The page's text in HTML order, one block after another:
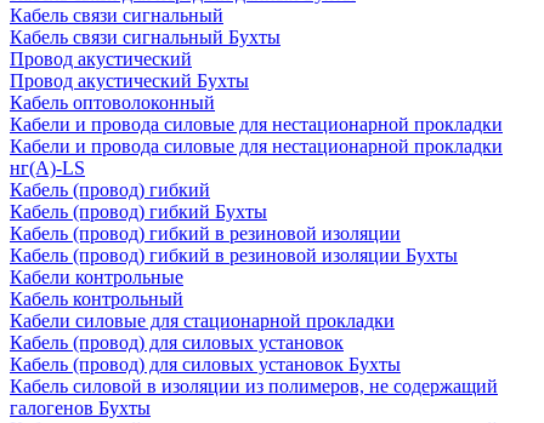
Кабель связи сигнальный
Кабель связи сигнальный Бухты
Провод акустический
Провод акустический Бухты
Кабель оптоволоконный
Кабели и провода силовые для нестационарной прокладки
Кабели и провода силовые для нестационарной прокладки
нг(А)-LS
Кабель (провод) гибкий
Кабель (провод) гибкий Бухты
Кабель (провод) гибкий в резиновой изоляции
Кабель (провод) гибкий в резиновой изоляции Бухты
Кабели контрольные
Кабель контрольный
Кабели силовые для стационарной прокладки
Кабель (провод) для силовых установок
Кабель (провод) для силовых установок Бухты
Кабель силовой в изоляции из полимеров, не содержащий
галогенов Бухты